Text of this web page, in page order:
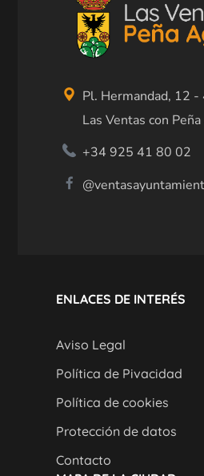
Pl. Hermandad, 12
Las Ventas con
+34 925 41 80 02
ENLACES DE INTERÉS
Aviso Legal
Política de Pivacidad
Política de cookies
Protección de datos
Contacto